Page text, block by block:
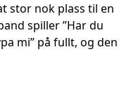
stor nok plass til en
spiller ”Har du
mi” på fullt, og den